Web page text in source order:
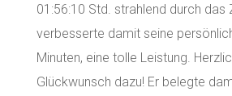
01:56:10 Std. strahlend durch das
verbesserte damit seine
Minuten, eine tolle Leistung.
Glückwunsch dazu! Er belegte